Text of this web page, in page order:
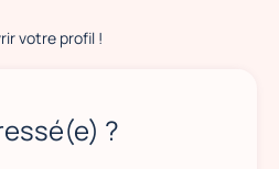
votre profil !
?